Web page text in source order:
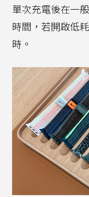
單次充電後在一
時間，若開啟低
時。